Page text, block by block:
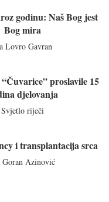
godinu: Naš Bog jest
Bog mira
Lovro Gavran
proslavile 15
djelovanja
Svjetlo riječi
i transplantacija srca
Goran Azinović